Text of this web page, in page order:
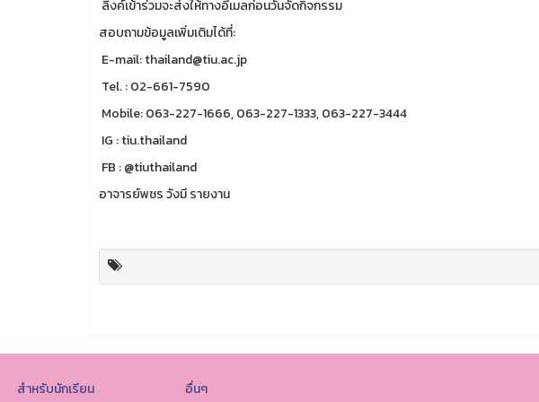
ลิ้งค์เข้าร่วมจะส่งให้ทางอีเมลก่อนวันจัดกิจกรรม
สอบถามข้อมูลเพิ่มเติมได้ที่:
E-mail: thailand@tiu.ac.jp
Tel. : 02-661-7590
Mobile: 063-227-1666, 063-227-1333, 063-227-3444
IG : tiu.thailand
FB : @tiuthailand
อาจารย์พชร วังมี รายงาน
สำหรับนักเรียน อื่นๆ